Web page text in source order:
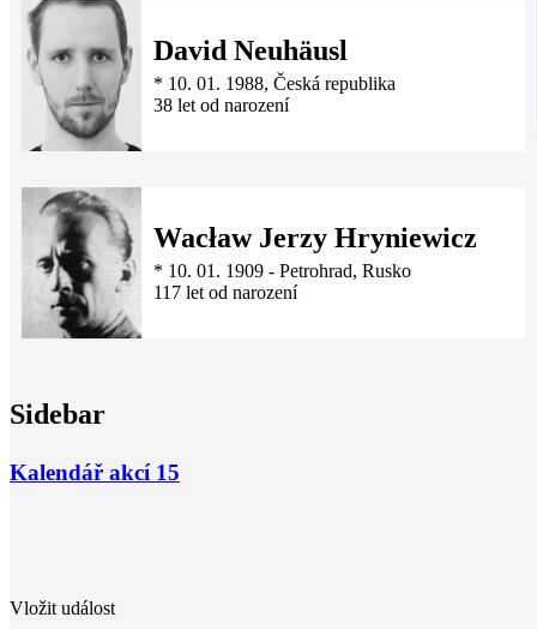
David Neuhäusl
* 10. 01. 1988, Česká republika
38 let od narození
Wacław Jerzy Hryniewicz
* 10. 01. 1909 - Petrohrad, Rusko
117 let od narození
Sidebar
Kalendář akcí 15
Vložit událost